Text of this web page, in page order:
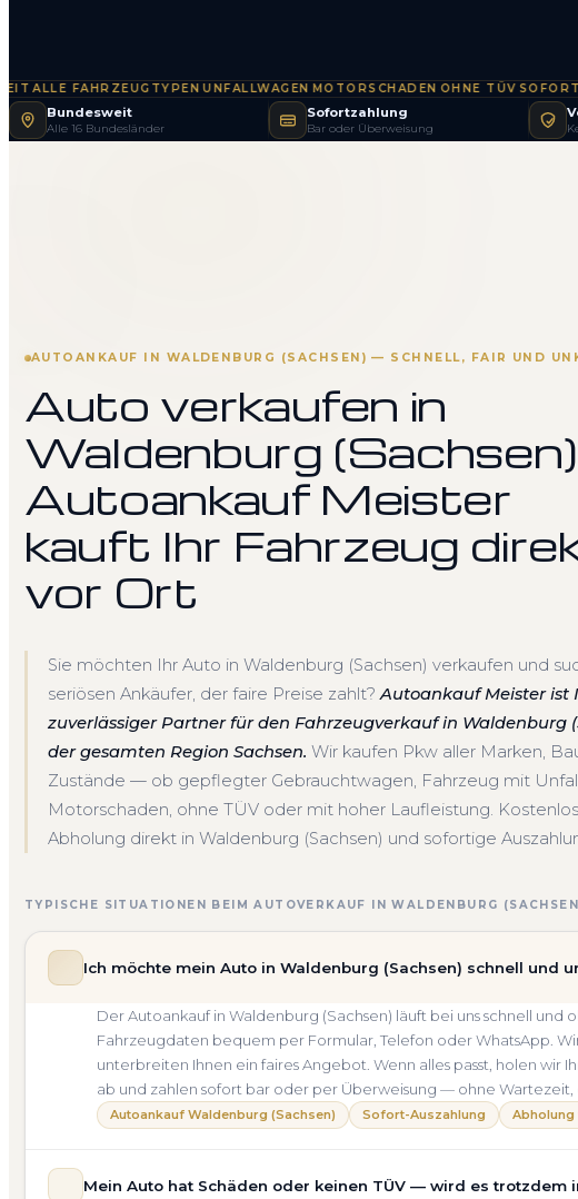
FAHRZEUGTYPEN·UNFALLWAGEN·MOTORSCHADEN ·OHNE TÜV·
Bundesweit
Alle 16 Bundesländer
Sofortzahlung
Bar oder Überweisung
AUTOANKAUF IN WALDENBURG (SACHSEN) — SCHNELL, FAIR UND
Auto verkaufen in
Waldenburg
Autoankauf Meister
kauft Ihr Fahrzeug
vor Ort
Sie möchten Ihr Auto in Waldenburg (Sachsen) verkaufen und
seriösen Ankäufer, der faire Preise zahlt?Autoankauf Meister ist
zuverlässiger Partner für den Fahrzeugverkauf in Waldenburg
der gesamten Region Sachsen. Wir kaufen Pkw aller Marken,
Zustände — ob gepflegter Gebrauchtwagen, Fahrzeug mit
Motorschaden, ohne TÜV oder mit hoher Laufleistung.
Abholung direkt in Waldenburg (Sachsen) und sofortige
TYPISCHE SITUATIONEN BEIM AUTOVERKAUF IN WALDENBURG
Ich möchte mein Auto in Waldenburg (Sachsen) schnell und
Der Autoankauf in Waldenburg (Sachsen) läuft bei uns schnell
Fahrzeugdaten bequem per Formular, Telefon oder WhatsApp.
unterbreiten Ihnen ein faires Angebot. Wenn alles passt, holen wir
ab und zahlen sofort bar oder per Überweisung — ohne Wartezeit,
Autoankauf Waldenburg (Sachsen) Sofort-Auszahlung Abholung
Mein Auto hat Schäden oder keinen TÜV — wird es trotzdem